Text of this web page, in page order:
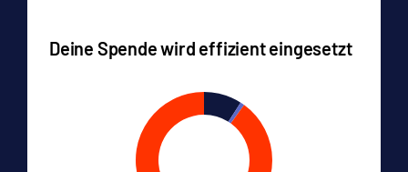
Deine Spende wird effizient eingesetzt